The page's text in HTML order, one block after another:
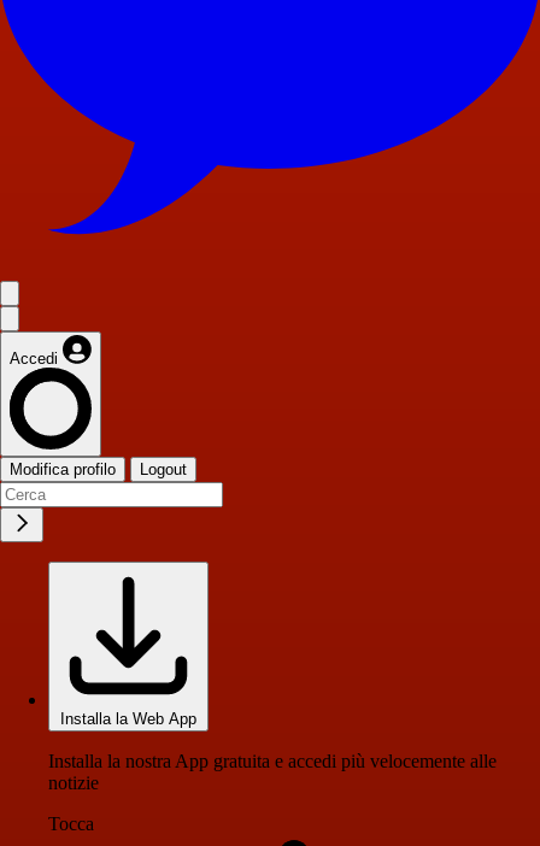
Accedi
Modifica profilo Logout
Installa la Web App
Installa la nostra App gratuita e accedi più velocemente alle
notizie
Tocca